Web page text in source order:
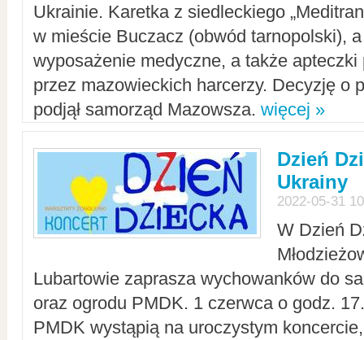
Ukrainie. Karetka z siedleckiego
w mieście Buczacz (obwód tarnopolski),
wyposażenie medyczne, a także apteczki
przez mazowieckich harcerzy. Decyzję o
podjął samorząd Mazowsza. więcej »
Dzień
Ukrainy
2022-05-31
W Dzień
Lubartowie zaprasza wychowanków do
oraz ogrodu PMDK. 1 czerwca o godz.
PMDK wystąpią na uroczystym